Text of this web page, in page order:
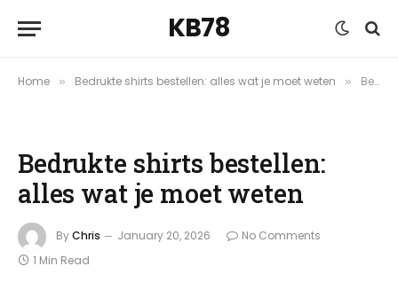
KB78
Home » Bedrukte shirts bestellen: alles wat je moet weten » Bedrukte shirts bestellen: alles wat je moet weten
Bedrukte shirts bestellen:
alles wat je moet weten
ByChris January 20, 2026
No Comments
1 Min Read